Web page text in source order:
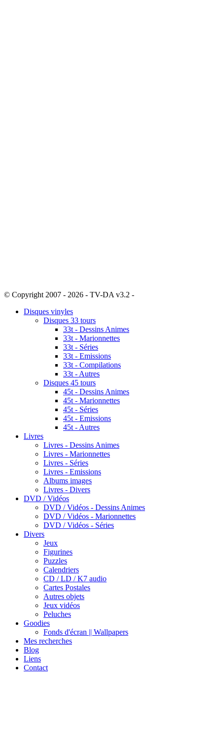
© Copyright 2007 - 2026 - TV-DA v3.2 -
Disques vinyles
Disques 33 tours
33t - Dessins Animes
33t - Marionnettes
33t - Séries
33t - Emissions
33t - Compilations
33t - Autres
Disques 45 tours
45t - Dessins Animes
45t - Marionnettes
45t - Séries
45t - Emissions
45t - Autres
Livres
Livres - Dessins Animes
Livres - Marionnettes
Livres - Séries
Livres - Emissions
Albums images
Livres - Divers
DVD / Vidéos
DVD / Vidéos - Dessins Animes
DVD / Vidéos - Marionnettes
DVD / Vidéos - Séries
Divers
Jeux
Figurines
Puzzles
Calendriers
CD / LD / K7 audio
Cartes Postales
Autres objets
Jeux vidéos
Peluches
Goodies
Fonds d'écran || Wallpapers
Mes recherches
Blog
Liens
Contact